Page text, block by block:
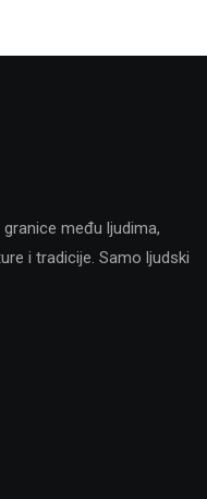
među ljudima,
i tradicije. Samo ljudski